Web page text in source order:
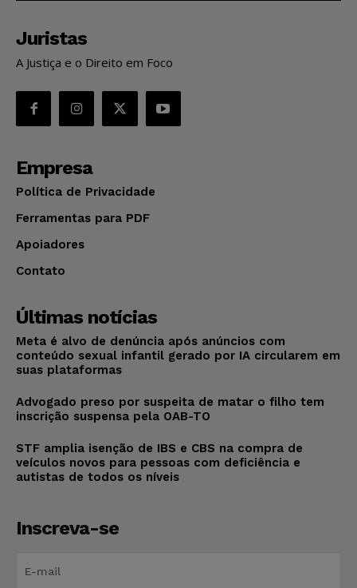
Juristas
A Justiça e o Direito em Foco
Empresa
Política de Privacidade
Ferramentas para PDF
Apoiadores
Contato
Últimas notícias
Meta é alvo de denúncia após anúncios com
conteúdo sexual infantil gerado por IA circularem em
suas plataformas
Advogado preso por suspeita de matar o filho tem
inscrição suspensa pela OAB-TO
STF amplia isenção de IBS e CBS na compra de
veículos novos para pessoas com deficiência e
autistas de todos os níveis
Inscreva-se